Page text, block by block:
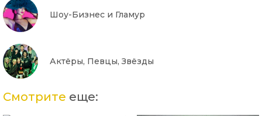
Шоу-Бизнес и Гламур
Актёры, Певцы, Звёзды
Смотрите еще: